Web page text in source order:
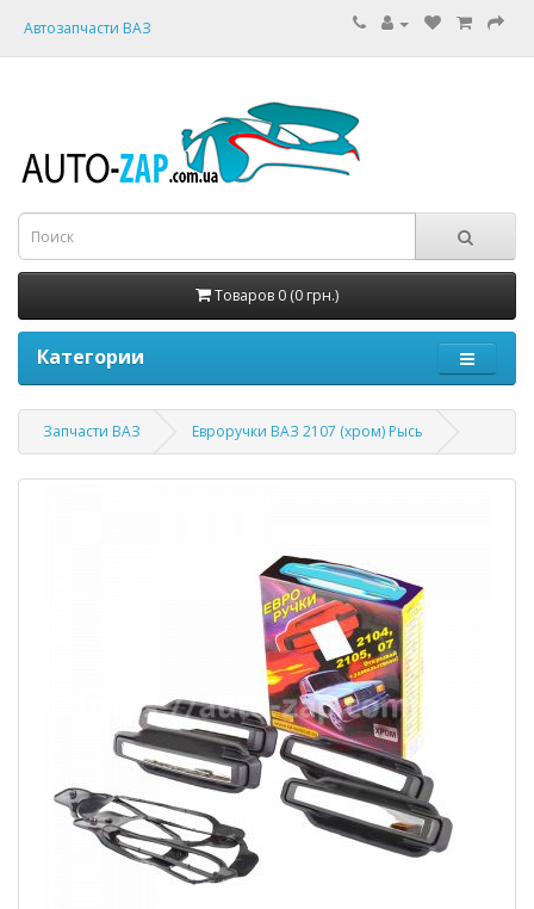
Автозапчасти ВАЗ
Товаров 0 (0 грн.)
Категории
Запчасти ВАЗ Евроручки ВАЗ 2107 (хром) Рысь